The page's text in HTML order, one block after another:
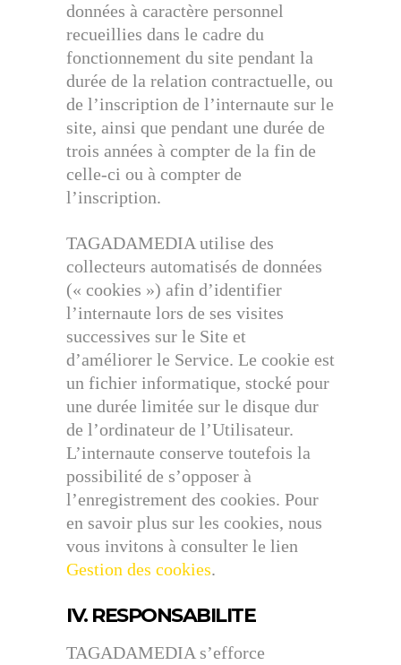
données à caractère personnel
recueillies dans le cadre du
fonctionnement du site pendant la
durée de la relation contractuelle, ou
de l’inscription de l’internaute sur le
site, ainsi que pendant une durée de
trois années à compter de la fin de
celle-ci ou à compter de
l’inscription.
TAGADAMEDIA utilise des
collecteurs automatisés de données
(« cookies ») afin d’identifier
l’internaute lors de ses visites
successives sur le Site et
d’améliorer le Service. Le cookie est
un fichier informatique, stocké pour
une durée limitée sur le disque dur
de l’ordinateur de l’Utilisateur.
L’internaute conserve toutefois la
possibilité de s’opposer à
l’enregistrement des cookies. Pour
en savoir plus sur les cookies, nous
vous invitons à consulter le lien
Gestion des cookies.
IV. RESPONSABILITE
TAGADAMEDIA s’efforce